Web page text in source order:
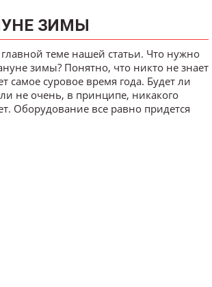
ЗИМЫ
теме нашей статьи. Что нужно
зимы? Понятно, что никто не знает
самое суровое время года. Будет ли
не очень, в принципе, никакого
Оборудование все равно придется